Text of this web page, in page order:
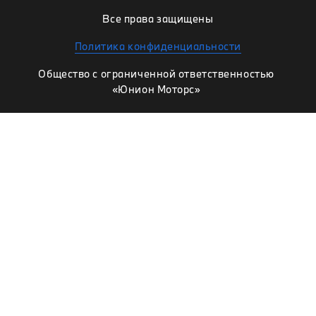
Все права защищены
Политика конфиденциальности
Общество с ограниченной ответственностью
«Юнион Моторс»